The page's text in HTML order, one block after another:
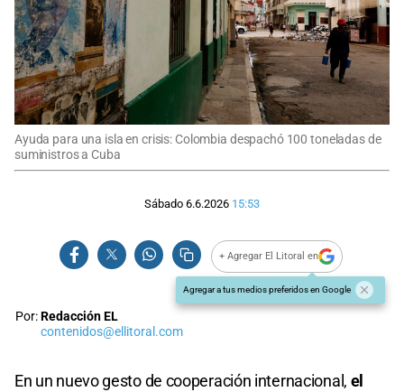
Ayuda para una isla en crisis: Colombia despachó 100 toneladas de
suministros a Cuba
Sábado 6.6.2026 15:53
+ Agregar El Litoral en
Agregar a tus medios preferidos en Google
Por:Redacción EL
contenidos@ellitoral.com
En un nuevo gesto de cooperación internacional, el